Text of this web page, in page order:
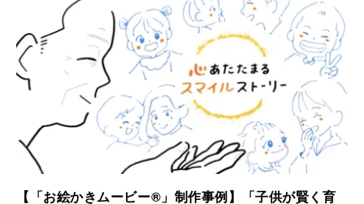
う、多くの子育て世代が共感しやすい悩みを入口に設定しまし
た。
そして、家づくりを通して健康や暮らしが変化していく過程を
追体験していただくことで、
「空気の質」「見えない部分の素材」「長く快適に暮らせる家
づくり」の大切さを、感情とともに自然に理解していただける
構成になっています。
【「お絵かきムービー®」制作事例】「子供が賢く育